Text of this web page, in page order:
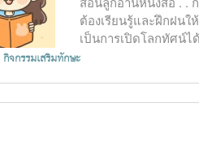
ต้องเรียนรู้และฝึกฝนใ
เป็นการเปิดโลกทัศน์ไ
กิจกรรมเสริมทักษะ